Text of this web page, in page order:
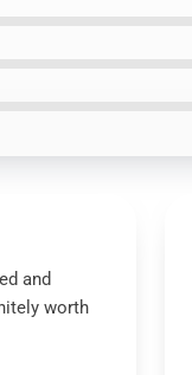
and
worth